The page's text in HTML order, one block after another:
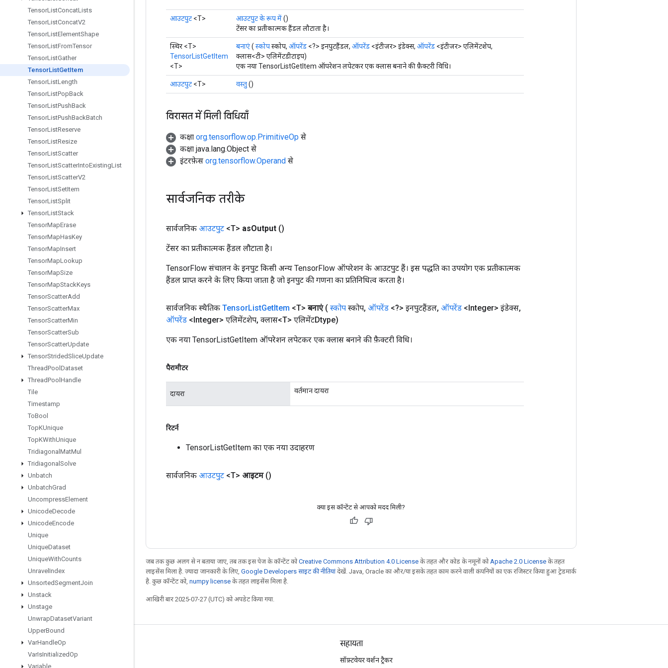
TensorListConcatLists
TensorListConcatV2
TensorListElementShape
TensorListFromTensor
TensorListGather
TensorListGetItem
TensorListLength
TensorListPopBack
TensorListPushBack
TensorListPushBackBatch
TensorListReserve
TensorListResize
TensorListScatter
TensorListScatterIntoExistingList
TensorListScatterV2
TensorListSetItem
TensorListSplit
TensorListStack
TensorMapErase
TensorMapHasKey
TensorMapInsert
TensorMapLookup
TensorMapSize
TensorMapStackKeys
TensorScatterAdd
TensorScatterMax
TensorScatterMin
TensorScatterSub
TensorScatterUpdate
TensorStridedSliceUpdate
ThreadPool Dataset
ThreadPool Handle
Tile
Timestamp
ToBool
TopKUnique
TopKWithUnique
Tridiagonal MatMul
Tridiagonal Solve
Unbatch
UnbatchGrad
UncompressElement
UnicodeDecode
UnicodeEncode
Unique
UniqueDataset
UniqueWithCounts
Unravel Index
UnsortedSegmentJoin
Unstack
Unstage
UnwrapDatasetVariant
UpperBound
VarHandleOp
VarIsInitializedOp
Variable
आउटपुट <T> आउटपुट के रूप में()
टेंसर का प्रतीकात्मक हैंडल लौटाता है।
स्थिर <T>
TensorListGetItem
<T>
बनाएं( स्कोपस्कोप, ऑपरेंड <?> इनपुटहैंडल, ऑपरेंड <इंटीजर> इंडेक्स, ऑपरेंड <इंटीजर> एलिमेंटशेप,
क्लास<टी> एलिमेंटडीटाइप)
एक नया TensorListGetItem ऑपरेशन लपेटकर एक क्लास बनाने की फ़ैक्टरी विधि।
आउटपुट <T> वस्तु()
विरासत में मिली विधियाँ
कक्षा org.tensorflow.op.PrimitiveOp से
कक्षा java.lang.Object से
इंटरफ़ेस org.tensorflow.Operand से
सार्वजनिक तरीके
सार्वजनिक आउटपुट <T> asOutput ()
टेंसर का प्रतीकात्मक हैंडल लौटाता है।
TensorFlow संचालन के इनपुट किसी अन्य TensorFlow ऑपरेशन के आउटपुट हैं। इस पद्धति का उपयोग एक प्रतीकात्मक
हैंडल प्राप्त करने के लिए किया जाता है जो इनपुट की गणना का प्रतिनिधित्व करता है।
सार्वजनिक स्थैतिक TensorListGetItem <T> बनाएं ( स्कोप स्कोप, ऑपरेंड <?> इनपुटहैंडल, ऑपरेंड <Integer> इंडेक्स,
ऑपरेंड <Integer> एलिमेंटशेप, क्लास<T> एलिमेंटDtype)
एक नया TensorListGetItem ऑपरेशन लपेटकर एक क्लास बनाने की फ़ैक्टरी विधि।
पैरामीटर
दायरा वर्तमान दायरा
रिटर्न
TensorListGetItem का एक नया उदाहरण
सार्वजनिक आउटपुट <T> आइटम ()
क्या इस कॉन्टेंट से आपको मदद मिली?
जब तक कुछ अलग से न बताया जाए, तब तक इस पेज के कॉन्टेंट कोCreative Commons Attribution 4.0 License के तहत और कोड के नमूनों को Apache 2.0 License के तहत
लाइसेंस मिला है. ज़्यादा जानकारी के लिए, Google Developers साइट की नीतियांदेखें. Java, Oracle का और/या इसके तहत काम करने वाली कंपनियों का एक रजिस्टर किया हुआ ट्रेडमार्क
है. कुछ कॉन्टेंट को, numpy license के तहत लाइसेंस मिला है.
आखिरी बार 2025-07-27 (UTC) को अपडेट किया गया.
जुड़े रहें सहायता
सॉफ़्टवेयर वर्शन ट्रैकर